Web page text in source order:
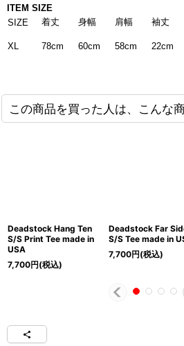
ITEM SIZE
SIZE
着丈 身幅 肩幅 袖丈
XL 78cm 60cm 58cm 22cm
この商品を買った人は、こんな
Deadstock Hang Ten
S/S Print Tee made in
USA
7,700円(税込)
Deadstock Far
S/S Tee made in
7,700円(税込)